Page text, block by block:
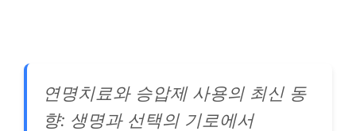
연명치료와 승압제 사용의 최신 동
향: 생명과 선택의 기로에서